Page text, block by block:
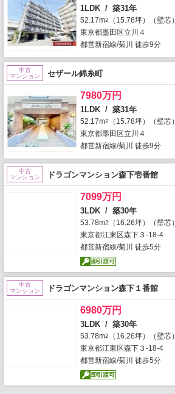
1LDK / 築31年
52.17m2
（15.78坪）（壁芯）
東京都墨田区立川４
都営新宿線/菊川 徒歩9分
中古
マンション
セザール錦糸町
7980万円
1LDK / 築31年
52.17m2
（15.78坪）（壁芯）
東京都墨田区立川４
都営新宿線/菊川 徒歩9分
中古
マンション
ドラゴンマンション森下壱番館
7099万円
3LDK / 築30年
53.78m2
（16.26坪）（壁芯）
東京都江東区森下３-18-4
都営新宿線/菊川 徒歩5分
中古
マンション
ドラゴンマンション森下１番館
6980万円
3LDK / 築30年
53.78m2
（16.26坪）（壁芯）
東京都江東区森下３-18-4
都営新宿線/菊川 徒歩5分